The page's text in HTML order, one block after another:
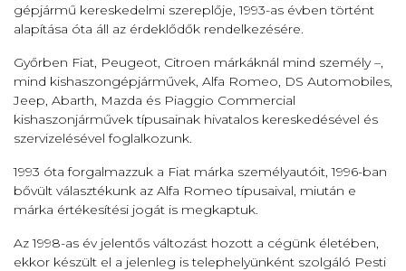
gépjármű kereskedelmi szereplője, 1993-as évben történt
alapítása óta áll az érdeklődők rendelkezésére.
Győrben Fiat, Peugeot, Citroen márkáknál mind személy –,
mind kishaszongépjárművek, Alfa Romeo, DS Automobiles,
Jeep, Abarth, Mazda és Piaggio Commercial
kishaszonjárművek típusainak hivatalos kereskedésével és
szervizelésével foglalkozunk.
1993 óta forgalmazzuk a Fiat márka személyautóit, 1996-ban
bővült választékunk az Alfa Romeo típusaival, miután e
márka értékesítési jogát is megkaptuk.
Az 1998-as év jelentős változást hozott a cégünk életében,
ekkor készült el a jelenleg is telephelyünként szolgáló Pesti